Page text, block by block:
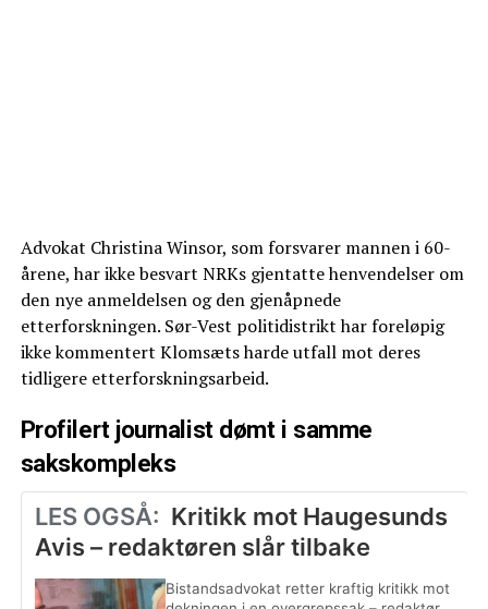
Advokat Christina Winsor, som forsvarer mannen i 60-
årene, har ikke besvart NRKs gjentatte henvendelser om
den nye anmeldelsen og den gjenåpnede
etterforskningen. Sør-Vest politidistrikt har foreløpig
ikke kommentert Klomsæts harde utfall mot deres
tidligere etterforskningsarbeid.
Profilert journalist dømt i samme
sakskompleks